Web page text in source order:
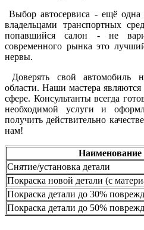
Выбор автосервиса - ещё одна
владельцами транспортных
попавшийся салон - не
современного рынка это
нервы.
Доверять свой автомобиль
области. Наши мастера
сфере. Консультанты всегда
необходимой услуги и
получить действительно
нам!
Наименование
Снятие/установка детали
Покраска новой детали (с
Покраска детали до 30%
Покраска детали до 50%